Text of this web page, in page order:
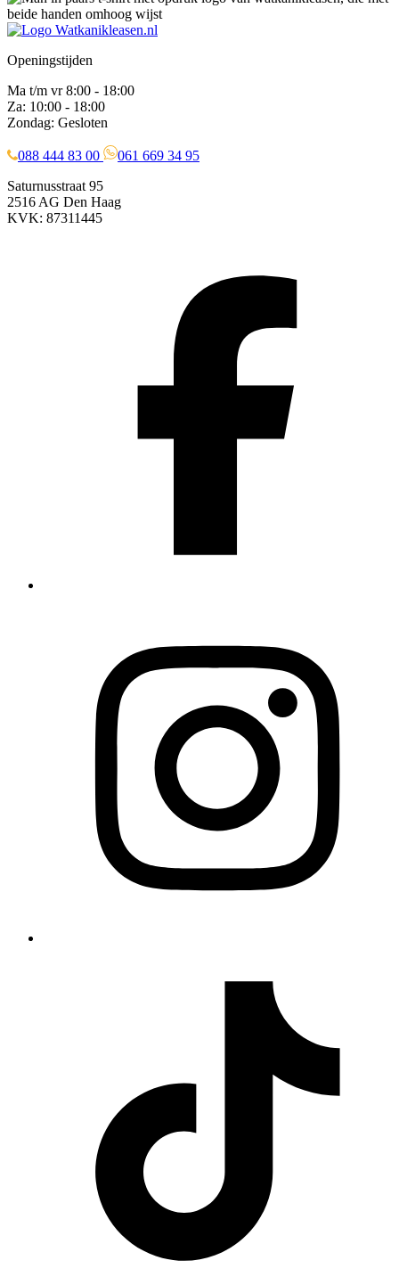
Openingstijden
Ma t/m vr 8:00 - 18:00
Za: 10:00 - 18:00
Zondag: Gesloten
088 444 83 00
061 669 34 95
Saturnusstraat 95
2516 AG Den Haag
KVK: 87311445